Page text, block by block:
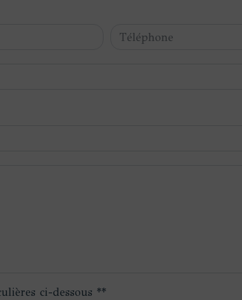
ci-dessous **